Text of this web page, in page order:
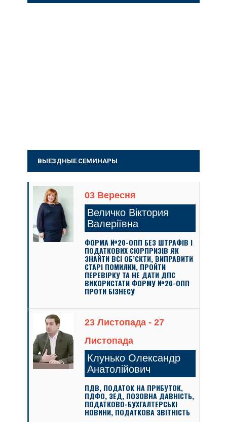
ВЫЕЗДНЫЕ СЕМИНАРЫ
03 Вересня
Величко Віктория
Валеріївна
ФОРМА №20-ОПП БЕЗ ШТРАФІВ І
ПОДАТКОВИХ СЮРПРИЗІВ ЯК
ЗНАЙТИ ВСІ ОБ’ЄКТИ, ВИПРАВИТИ
СТАРІ ПОМИЛКИ, ПРОЙТИ
ПЕРЕВІРКУ ТА НЕ ДАТИ ДПС
ВИКОРИСТАТИ ФОРМУ №20-ОПП
ПРОТИ БІЗНЕСУ
23 Листопада - 27
Листопада
Клунько Олександр
Анатолійович
ПДВ, ПОДАТОК НА ПРИБУТОК,
ПДФО, ЗЕД, ПОЗОВНА ДАВНІСТЬ,
ПОДАТКОВО-БУХГАЛТЕРСЬКІ
НОВИНИ, ПОДАТКОВА ЗВІТНІСТЬ